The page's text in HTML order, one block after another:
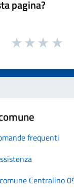
pagina?
frequenti
Centralino